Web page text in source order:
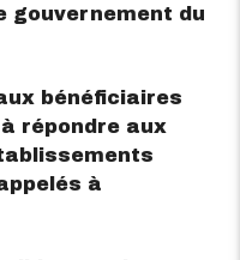
gouvernement du
bénéficiaires
répondre aux
à